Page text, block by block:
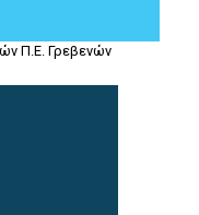
Π.Ε. Γρεβενών